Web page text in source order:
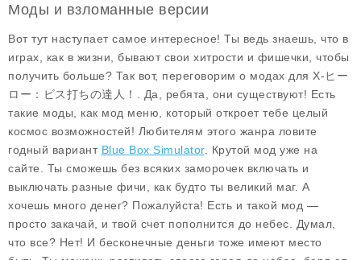
Моды и взломанные версии
Вот тут наступает самое интересное! Ты ведь знаешь, что в
играх, как в жизни, бывают свои хитрости и фишечки, чтобы
получить больше? Так вот, переговорим о модах для X-ヒー
ロー：ビス打ちの達人！. Да, ребята, они существуют! Есть
такие моды, как мод меню , который откроет тебе целый
космос возможностей! Любителям этого жанра ловите
годный вариант Blue Box Simulator. Крутой мод уже на
сайте. Ты сможешь без всяких заморочек включать и
выключать разные фичи, как будто ты великий маг. А
хочешь много денег? Пожалуйста! Есть и такой мод —
просто закачай, и твой счет пополнится до небес. Думал,
что все? Нет! И бесконечные деньги тоже имеют место